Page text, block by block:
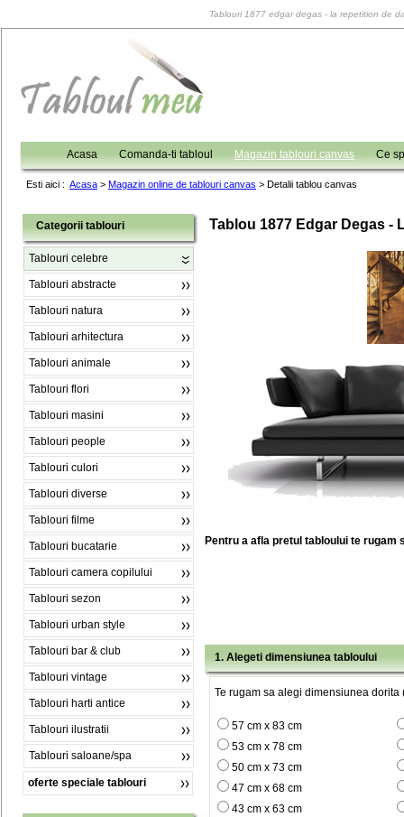
Tablouri 1877 edgar degas - la repetition de
Acasa Comanda-ti tabloul Magazin tablouri canvas Ce
Esti aici : Acasa > Magazin online de tablouri canvas > Detalii tablou canvas
Categorii tablouri
Tablouri celebre
Tablouri abstracte
Tablouri natura
Tablouri arhitectura
Tablouri animale
Tablouri flori
Tablouri masini
Tablouri people
Tablouri culori
Tablouri diverse
Tablouri filme
Tablouri bucatarie
Tablouri camera copilului
Tablouri sezon
Tablouri urban style
Tablouri bar & club
Tablouri vintage
Tablouri harti antice
Tablouri ilustratii
Tablouri saloane/spa
oferte speciale tablouri
Tablou 1877 Edgar Degas -
Pentru a afla pretul tabloului te rugam
1. Alegeti dimensiunea tabloului
Te rugam sa alegi dimensiunea dorita
57 cm x 83 cm
53 cm x 78 cm
50 cm x 73 cm
47 cm x 68 cm
43 cm x 63 cm